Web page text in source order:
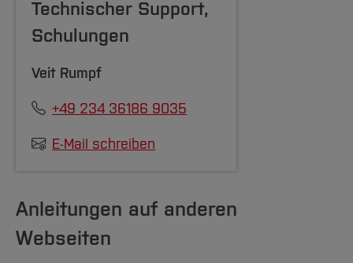
Technischer Support,
Schulungen
Veit Rumpf
+49 234 36186 9035
E-Mail schreiben
Anleitungen auf anderen
Webseiten